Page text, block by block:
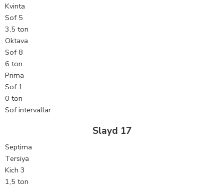
Kvinta
Sof 5
3,5 ton
Oktava
Sof 8
6 ton
Prima
Sof 1
0 ton
Sof intervallar
Slayd 17
Septima
Tersiya
Kich 3
1,5 ton